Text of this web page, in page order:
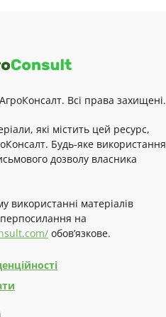
Всі права захищені.
які містить цей ресурс,
Будь-яке використання
дозволу власника
використанні матеріалів
на
обов’язкове.